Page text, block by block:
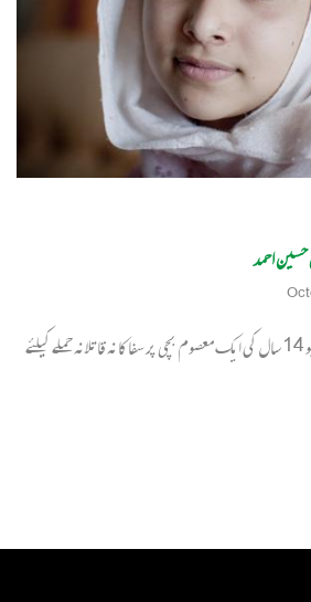
حسین احمد
کون ایسا شقی القلب انسان ہوگا جو 14 سال کی ایک معصوم بچی پر سفاکانہ قاتلانہ حملے کیلئے